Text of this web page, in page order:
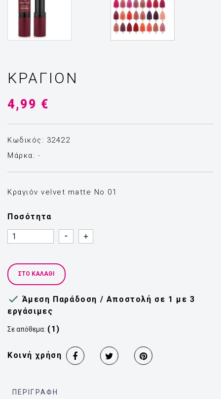
ΚΡΑΓΙΌΝ
4,99 €
Κωδικός: 32422
Μάρκα: -
Κραγιόν velvet matte Νο 01
Ποσότητα
Quantity
Quantity
ΣΤΟ ΚΑΛΆΘΙ
 Άμεση Παράδοση / Αποστολή σε 1 με 3
εργάσιμες
Σε απόθεμα: (1)
Κοινή χρήση
ΠΕΡΙΓΡΑΦΉ